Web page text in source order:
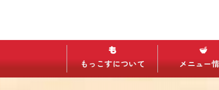
もっこすについて メニュー